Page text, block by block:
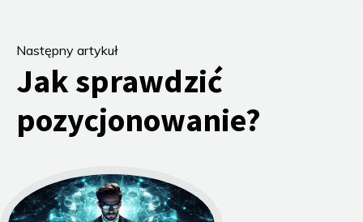
Następny artykuł
Jak sprawdzić
pozycjonowanie?